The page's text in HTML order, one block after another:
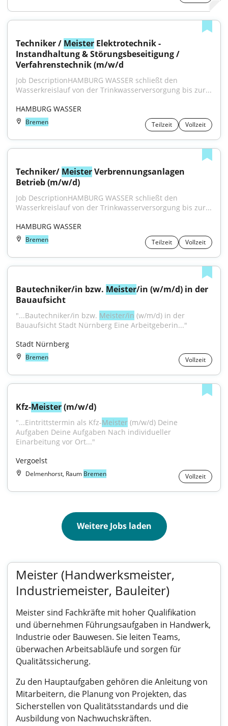
Techniker / Meister Elektrotechnik -
Instandhaltung & Störungsbeseitigung /
Verfahrenstechnik (m/w/d
Job DescriptionHAMBURG WASSER schließt den
Wasserkreislauf von der Trinkwasserversorgung bis zur...
HAMBURG WASSER
Bremen Teilzeit Vollzeit
Techniker/ Meister Verbrennungsanlagen
Betrieb (m/w/d)
Job DescriptionHAMBURG WASSER schließt den
Wasserkreislauf von der Trinkwasserversorgung bis zur...
HAMBURG WASSER
Bremen Teilzeit Vollzeit
Bautechniker/in bzw. Meister/in (w/m/d) in der
Bauaufsicht
"...Bautechniker/in bzw. Meister/in (w/m/d) in der
Bauaufsicht Stadt Nürnberg Eine Arbeitgeberin..."
Stadt Nürnberg
Bremen Vollzeit
Kfz-Meister (m/w/d)
"...Eintrittstermin als Kfz-Meister (m/w/d) Deine
Aufgaben Deine Aufgaben Nach individueller
Einarbeitung vor Ort..."
Vergoelst
Delmenhorst, Raum Bremen Vollzeit
Weitere Jobs laden
Meister (Handwerksmeister,
Industriemeister, Bauleiter)
Meister sind Fachkräfte mit hoher Qualifikation
und übernehmen Führungsaufgaben in Handwerk,
Industrie oder Bauwesen. Sie leiten Teams,
überwachen Arbeitsabläufe und sorgen für
Qualitätssicherung.
Zu den Hauptaufgaben gehören die Anleitung von
Mitarbeitern, die Planung von Projekten, das
Sicherstellen von Qualitätsstandards und die
Ausbildung von Nachwuchskräften.